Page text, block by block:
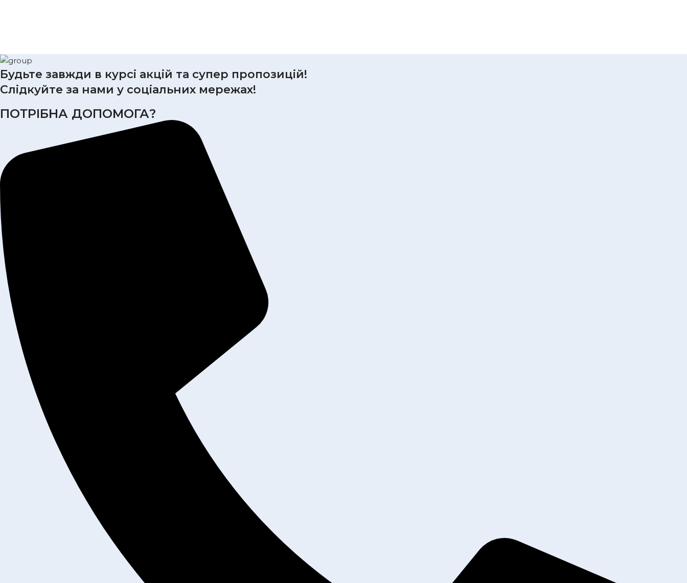
Будьте завжди в курсі акцій та супер пропозицій!
Слідкуйте за нами у соціальних мережах!
ПОТРІБНА ДОПОМОГА?